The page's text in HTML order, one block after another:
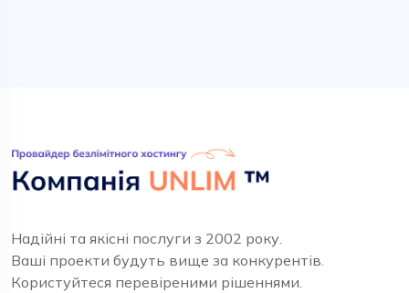
Надійні та якісні послуги з 2002 року.
Ваші проекти будуть вище за конкурентів.
Користуйтеся перевіреними рішеннями.